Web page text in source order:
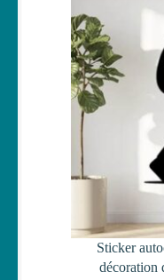
Sticker
décoration